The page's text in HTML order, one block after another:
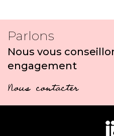
Parlons
Nous vous
engagement
Nous contacter